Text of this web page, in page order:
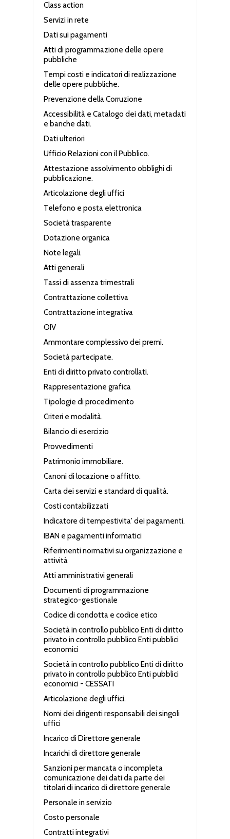
Class action
Servizi in rete
Dati sui pagamenti
Atti di programmazione delle opere
pubbliche
Tempi costi e indicatori di realizzazione
delle opere pubbliche.
Prevenzione della Corruzione
Accessibilità e Catalogo dei dati, metadati
e banche dati.
Dati ulteriori
Ufficio Relazioni con il Pubblico.
Attestazione assolvimento obblighi di
pubblicazione.
Articolazione degli uffici
Telefono e posta elettronica
Società trasparente
Dotazione organica
Note legali.
Atti generali
Tassi di assenza trimestrali
Contrattazione collettiva
Contrattazione integrativa
OIV
Ammontare complessivo dei premi.
Società partecipate.
Enti di diritto privato controllati.
Rappresentazione grafica
Tipologie di procedimento
Criteri e modalità.
Bilancio di esercizio
Provvedimenti
Patrimonio immobiliare.
Canoni di locazione o affitto.
Carta dei servizi e standard di qualità.
Costi contabilizzati
Indicatore di tempestivita' dei pagamenti.
IBAN e pagamenti informatici
Riferimenti normativi su organizzazione e
attività
Atti amministrativi generali
Documenti di programmazione
strategico-gestionale
Codice di condotta e codice etico
Società in controllo pubblico Enti di diritto
privato in controllo pubblico Enti pubblici
economici
Società in controllo pubblico Enti di diritto
privato in controllo pubblico Enti pubblici
economici - CESSATI
Articolazione degli uffici.
Nomi dei dirigenti responsabili dei singoli
uffici
Incarico di Direttore generale
Incarichi di direttore generale
Sanzioni per mancata o incompleta
comunicazione dei dati da parte dei
titolari di incarico di direttore generale
Personale in servizio
Costo personale
Contratti integrativi